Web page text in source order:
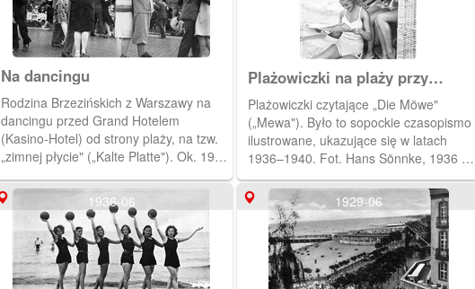
Na dancingu
Rodzina Brzezińskich z Warszawy na
dancingu przed Grand Hotelem
(Kasino-Hotel) od strony plaży, na tzw.
„zimnej płycie" („Kalte Platte"). Ok. 1929
Plażowiczki na plaży przy
lekturze „Die Möwe"
Plażowiczki czytające „Die Möwe"
(„Mewa"). Było to sopockie czasopismo
ilustrowane, ukazujące się w latach
1936–1940. Fot. Hans Sönnke, 1936 r.,
„Die Möwe". [IDX:2232,1080]
1936-06
1929-06